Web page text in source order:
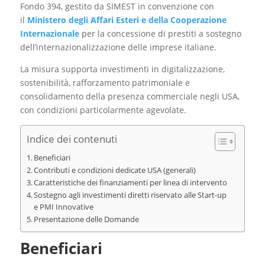
Fondo 394, gestito da SIMEST in convenzione con
il Ministero degli Affari Esteri e della Cooperazione
Internazionaleper la concessione di prestiti a sostegno
dell’internazionalizzazione delle imprese italiane.
La misura supporta investimenti in digitalizzazione,
sostenibilità, rafforzamento patrimoniale e
consolidamento della presenza commerciale negli USA,
con condizioni particolarmente agevolate.
Indice dei contenuti
Beneficiari
Contributi e condizioni dedicate USA (generali)
Caratteristiche dei finanziamenti per linea di intervento
Sostegno agli investimenti diretti riservato alle Start-up
e PMI Innovative
Presentazione delle Domande
Beneficiari